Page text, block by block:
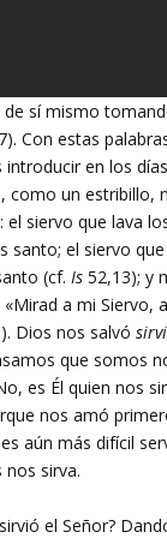
de sí mismo
Con estas
en los
como un estribillo,
: el siervo que lava
santo; el siervo
(cf.Is52,13); y
a mi Siervo,
Dios nos salvó
que somos
es Él quien nos
nos amó
aún más difícil
sirva.
el Señor?